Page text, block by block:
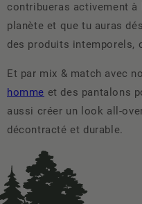
contribueras activement
planète et que tu auras
des produits intemporels,
Et par mix & match avec
homme et des pantalons
aussi créer un look all-
décontracté et durable.